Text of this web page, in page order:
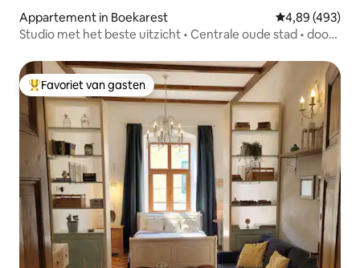
Appartement in Boekarest Gemiddelde
4,89 (493)
Studio met het beste uitzicht • Centrale oude stad • door
Topfavoriet van gasten
Favoriet van gasten